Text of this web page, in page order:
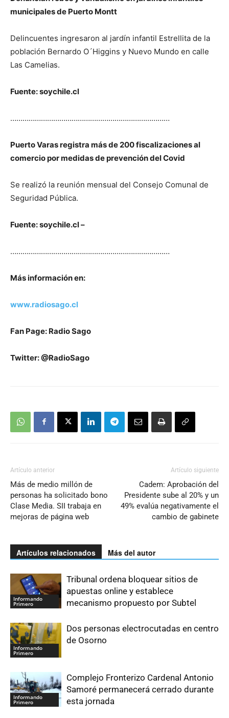
municipales de Puerto Montt
Delincuentes ingresaron al jardín infantil Estrellita de la
población Bernardo O´Higgins y Nuevo Mundo en calle
Las Camelias.
Fuente: soychile.cl
……………………………………………………………………
Puerto Varas registra más de 200 fiscalizaciones al
comercio por medidas de prevención del Covid
Se realizó la reunión mensual del Consejo Comunal de
Seguridad Pública.
Fuente: soychile.cl –
……………………………………………………………………
Más información en:
www.radiosago.cl
Fan Page: Radio Sago
Twitter: @RadioSago
Artículo anterior
Más de medio millón de
personas ha solicitado bono
Clase Media. SII trabaja en
mejoras de página web
Artículo siguiente
Cadem: Aprobación del
Presidente sube al 20% y un
49% evalúa negativamente el
cambio de gabinete
Artículos relacionados Más del autor
Informando
Primero
Tribunal ordena bloquear sitios de
apuestas online y establece
mecanismo propuesto por Subtel
Informando
Primero
Dos personas electrocutadas en centro
de Osorno
Informando
Primero
Complejo Fronterizo Cardenal Antonio
Samoré permanecerá cerrado durante
esta jornada